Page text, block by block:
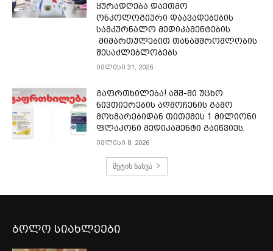
ყურადღება დაეთმო
ონკოლოგიური დაავადებების
სამკურნალო მედიკამენტების
მიმართულებით თანამშრომლობის
შესაძლებლობებს
ივლისი 31, 2026
გაფრთხილება! აშშ-ში უცხო
ნივთიერების აღმოჩენის გამო
მოხმარებიდან თითქმის 1 მილიონი
ფლაკონი მედიკამენტი გაიწვიეს.
ივლისი 8, 2026
მეტის ნახვა
ბოლო სიახლეები